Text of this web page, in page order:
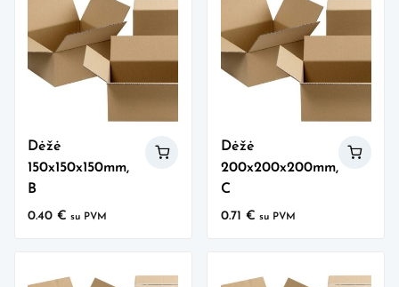
Dėžė
150x150x150mm,
B
0.40€ su PVM
Dėžė
200x200x200mm,
C
0.71 € su PVM